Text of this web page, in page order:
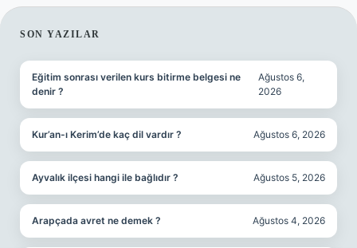
SIDEBAR
SON YAZILAR
Eğitim sonrası verilen kurs bitirme belgesi ne
denir ?
Ağustos 6,
2026
Kur’an-ı Kerim’de kaç dil vardır ? Ağustos 6, 2026
Ayvalık ilçesi hangi ile bağlıdır ? Ağustos 5, 2026
Arapçada avret ne demek ? Ağustos 4, 2026